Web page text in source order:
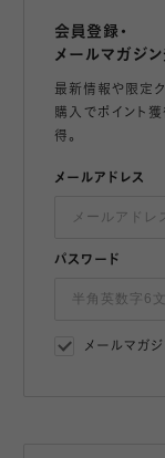
会員登録・
メールマガジ
最新情報や限定ク
購入でポイント
得。
メールアドレス
パスワード
メールマガ